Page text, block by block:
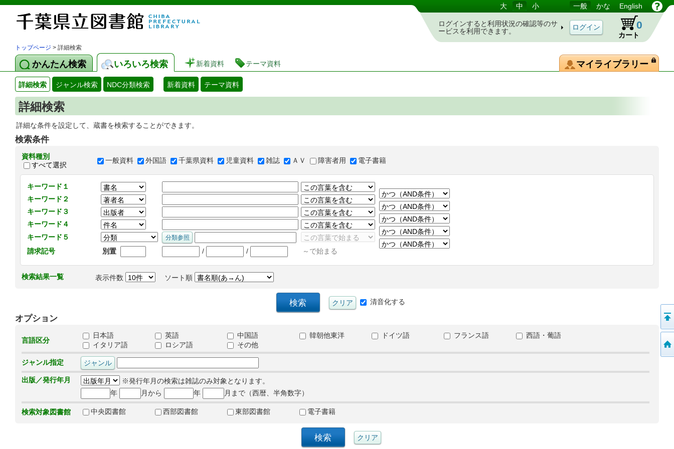
図書館 蔵書検索・予約システム 大 中 小 一般 かな English
ログインすると利用状況の確認等のサ
ービスを利用できます。
カート
0
トップページ > 詳細検索
かんたん検索 いろいろ検索 新着資料 テーマ資料 マイライブラリー
詳細検索 ジャンル検索 NDC分類検索 新着資料 テーマ資料
詳細検索
詳細な条件を設定して、蔵書を検索することができます。
検索条件
資料種別
すべて選択
一般資料 外国語 千葉県資料 児童資料 雑誌 ＡＶ 障害者用 電子書籍
キーワード１
キーワード２
キーワード３
キーワード４
キーワード５
請求記号
別置 / / ～で始まる
検索結果一覧 表示件数 ソート順
清音化する
オプション
言語区分
日本語 英語 中国語 韓朝他東洋 ドイツ語 フランス語
西語・葡語
イタリア語
ロシア語 その他
ジャンル指定
出版／発行年月
※発行年月の検索は雑誌のみ対象となります。
年
月から 年 月まで（西暦、半角数字）
検索対象図書館 中央図書館 西部図書館 東部図書館 電子書籍